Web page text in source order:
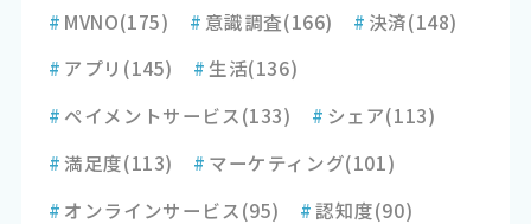
# MVNO(175) # 意識調査(166) # 決済(148)
# アプリ (145) # 生活(136)
# ペイメントサービス(133) # シェア(113)
#満足度(113) # マーケティング(101)
# オンラインサービス(95) #認知度(90)